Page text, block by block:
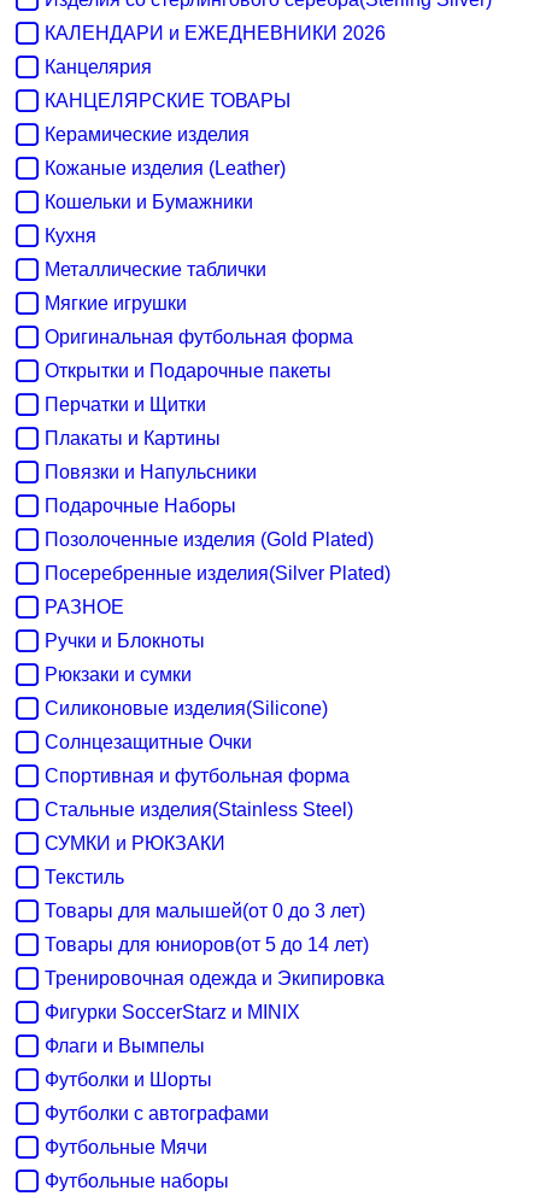
КАЛЕНДАРИ и ЕЖЕДНЕВНИКИ 2026
Канцелярия
КАНЦЕЛЯРСКИЕ ТОВАРЫ
Керамические изделия
Кожаные изделия (Leather)
Кошельки и Бумажники
Кухня
Металлические таблички
Мягкие игрушки
Оригинальная футбольная форма
Открытки и Подарочные пакеты
Перчатки и Щитки
Плакаты и Картины
Повязки и Напульсники
Подарочные Наборы
Позолоченные изделия (Gold Plated)
Посеребренные изделия(Silver Plated)
РАЗНОЕ
Ручки и Блокноты
Рюкзаки и сумки
Силиконовые изделия(Silicone)
Солнцезащитные Очки
Спортивная и футбольная форма
Стальные изделия(Stainless Steel)
СУМКИ и РЮКЗАКИ
Текстиль
Товары для малышей(от 0 до 3 лет)
Товары для юниоров(от 5 до 14 лет)
Тренировочная одежда и Экипировка
Фигурки SoccerStarz и MINIX
Флаги и Вымпелы
Футболки и Шорты
Футболки с автографами
Футбольные Мячи
Футбольные наборы